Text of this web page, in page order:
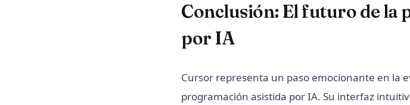
Conclusión: El futuro de la
por IA
Cursor representa un paso emocionante en la
programación asistida por IA. Su interfaz